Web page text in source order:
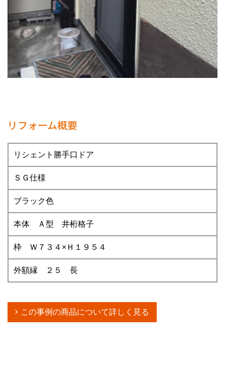
リフォーム概要
リシェント勝手口ドア
ＳＧ仕様
ブラック色
本体 Ａ型 井桁格子
枠 Ｗ７３４×Ｈ１９５４
外額縁 ２５ 長
この事例の商品について詳しく見る